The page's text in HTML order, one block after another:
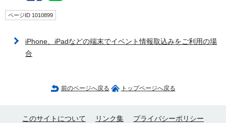
ページID 1010899
iPhone、iPadなどの端末でイベント情報取込みをご利用の場
合
前のページへ戻る トップページへ戻る
このサイトについて リンク集
プライバシーポリシー